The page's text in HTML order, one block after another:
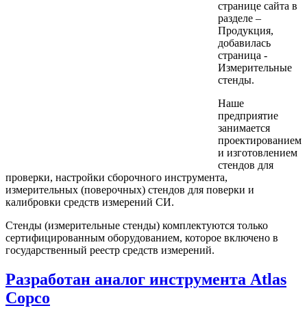
странице сайта в
разделе –
Продукция,
добавилась
страница -
Измерительные
стенды.
Наше
предприятие
занимается
проектированием
и изготовлением
стендов для
проверки, настройки сборочного инструмента,
измерительных (поверочных) стендов для поверки и
калибровки средств измерений СИ.
Стенды (измерительные стенды) комплектуются только
сертифицированным оборудованием, которое включено в
государственный реестр средств измерений.
Разработан аналог инструмента Atlas
Copco